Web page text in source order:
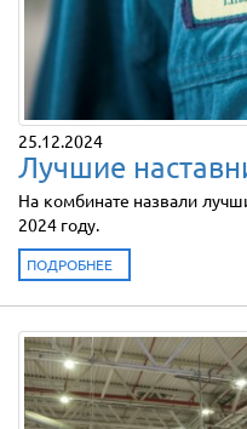
25.12.2024
Лучшие
На комбинате назвали
2024 году.
ПОДРОБНЕЕ